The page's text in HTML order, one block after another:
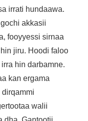
irrati hundaawa.
akkasii
fooyyessi sirnaa
jiru. Hoodi faloo
hin darbamne.
kan ergama
dirqammi
walii